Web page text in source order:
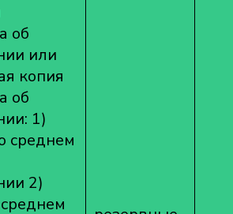
об
или
копия
об
1)
среднем
2)